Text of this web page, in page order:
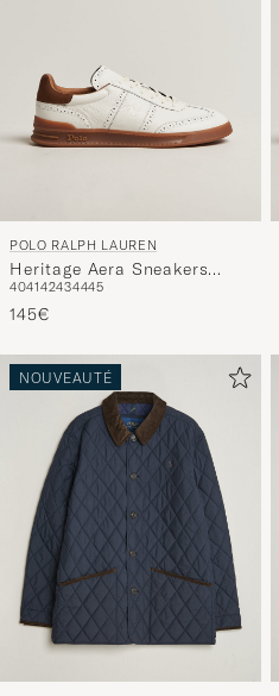
POLO RALPH LAUREN
Heritage Aera Sneakers
Deckwash White
404142434445
145€
NOUVEAUTÉ